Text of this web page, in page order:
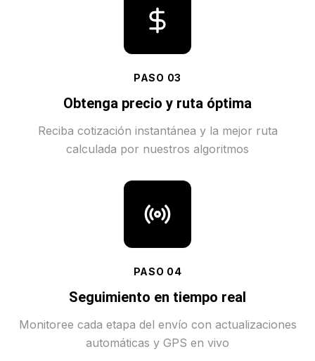
PASO 03
Obtenga precio y ruta óptima
Reciba cotización instantánea y la mejor ruta
calculada por nuestros algoritmos
PASO 04
Seguimiento en tiempo real
Monitoree cada etapa del envío con actualizaciones
automáticas y GPS en vivo